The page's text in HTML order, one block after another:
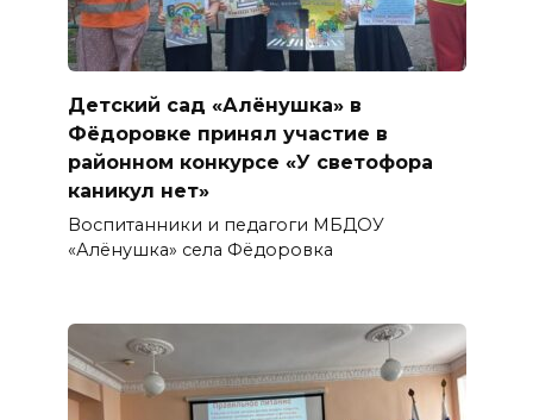
Детский сад «Алёнушка» в
Фёдоровке принял участие в
районном конкурсе «У светофора
каникул нет»
Воспитанники и педагоги МБДОУ
«Алёнушка» села Фёдоровка